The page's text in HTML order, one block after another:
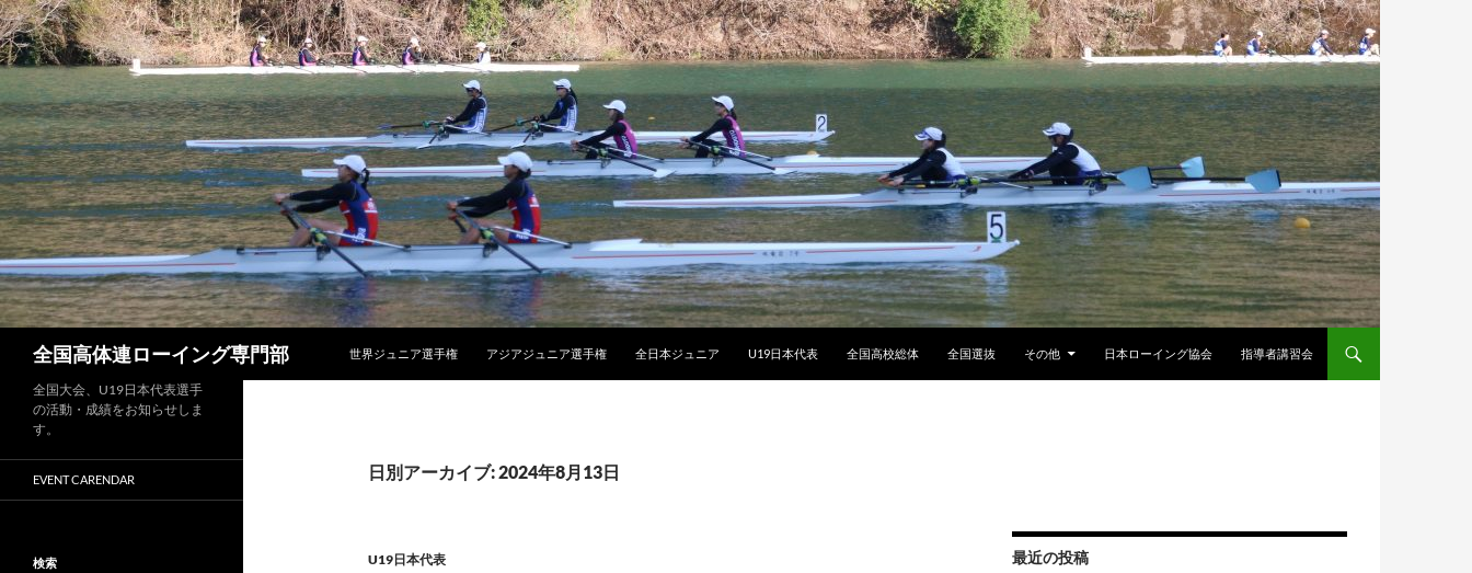
全国高体連ローイング専門部
世界ジュニア選手権
アジアジュニア選手権 全日本ジュニア U19日本代表 全国高校総体 全国選抜 その他 日本ローイング協会 指導者講習会
日別アーカイブ: 2024年8月13日
U19日本代表 最近の投稿
全国大会、U19日本代表選手
の活動・成績をお知らせしま
す。
EVENT CARENDAR
検索